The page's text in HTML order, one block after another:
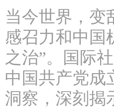
当今世界，变
感召力和中国
之治”。国际
中国共产党成
洞察，深刻